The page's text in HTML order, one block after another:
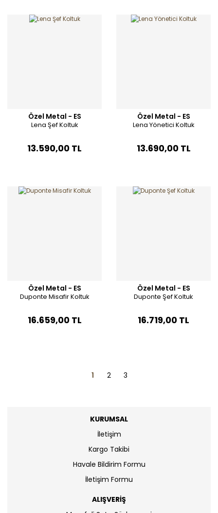
Özel Metal - ES
Lena Şef Koltuk
13.590,00 TL
Özel Metal - ES
Lena Yönetici Koltuk
13.690,00 TL
Özel Metal - ES
Duponte Misafir Koltuk
16.659,00 TL
Özel Metal - ES
Duponte Şef Koltuk
16.719,00 TL
1 2 3
KURUMSAL
İletişim
Kargo Takibi
Havale Bildirim Formu
İletişim Formu
ALIŞVERİŞ